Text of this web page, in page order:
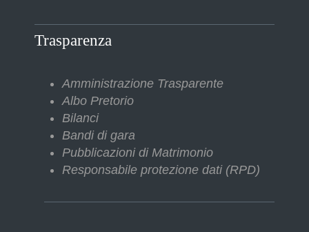
Trasparenza
Amministrazione Trasparente
Albo Pretorio
Bilanci
Bandi di gara
Pubblicazioni di Matrimonio
Responsabile protezione dati (RPD)